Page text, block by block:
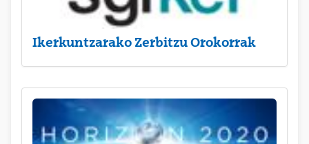
Ikerkuntzarako Zerbitzu Orokorrak